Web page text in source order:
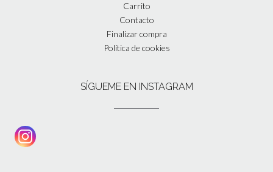
Carrito
Contacto
Finalizar compra
Política de cookies
SÍGUEME EN INSTAGRAM